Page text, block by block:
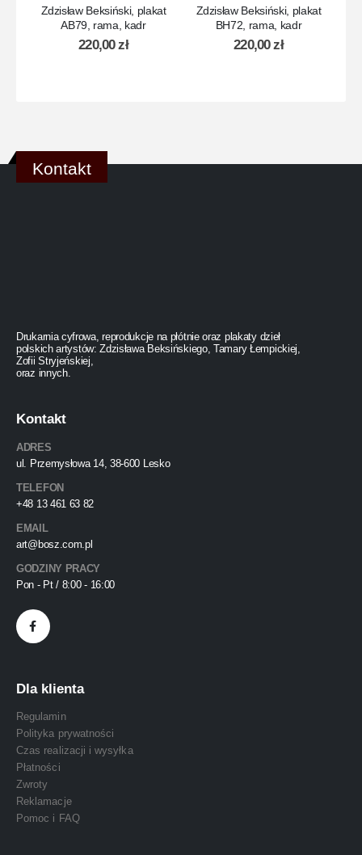
Zdzisław Beksiński, plakat
AB79, rama, kadr
220,00zł
Zdzisław Beksiński, plakat
BH72, rama, kadr
220,00zł
Kontakt
Drukarnia cyfrowa, reprodukcje na płótnie oraz plakaty dzieł
polskich artystów: Zdzisława Beksińskiego, Tamary Łempickiej,
Zofii Stryjeńskiej,
oraz innych.
Kontakt
ADRES
ul. Przemysłowa 14, 38-600 Lesko
TELEFON
+48 13 461 63 82
EMAIL
art@bosz.com.pl
GODZINY PRACY
Pon - Pt / 8:00 - 16:00
Dla klienta
Regulamin
Polityka prywatności
Czas realizacji i wysyłka
Płatności
Zwroty
Reklamacje
Pomoc i FAQ